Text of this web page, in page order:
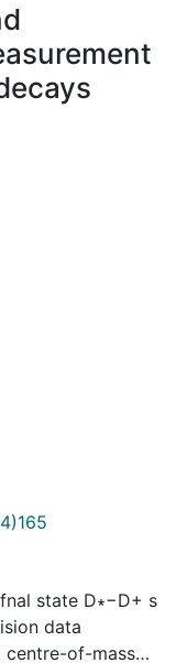
state D∗−D+ s
data
of-mass